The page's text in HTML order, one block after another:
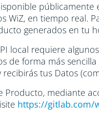
públicamente
WiZ, en tiempo real.
generados en tu
local requiere
de forma más
recibirás tus Datos
Producto, mediante
https://gitlab.com/